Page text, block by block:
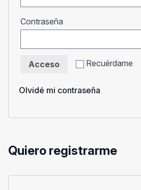
Contraseña
Recuérdame
Acceso
Olvidé mi contraseña
Quiero registrarme